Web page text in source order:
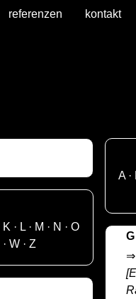
referenzen kontakt
K · L· M · N ·O
· W· Z
A·
G
⇒